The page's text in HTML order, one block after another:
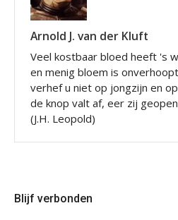
Arnold J. van der Kluft
Veel kostbaar bloed heeft 's
en menig bloem is
verhef u niet op jongzijn en
de knop valt af, eer zij
(J.H. Leopold)
Blijf verbonden